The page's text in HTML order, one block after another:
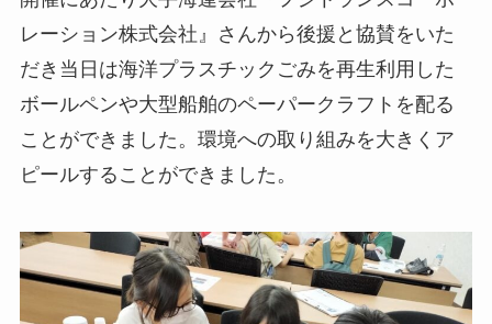
レーション株式会社』さんから後援と協賛をいた
だき当日は海洋プラスチックごみを再生利用した
ボールペンや大型船舶のペーパークラフトを配る
ことができました。環境への取り組みを大きくア
ピールすることができました。